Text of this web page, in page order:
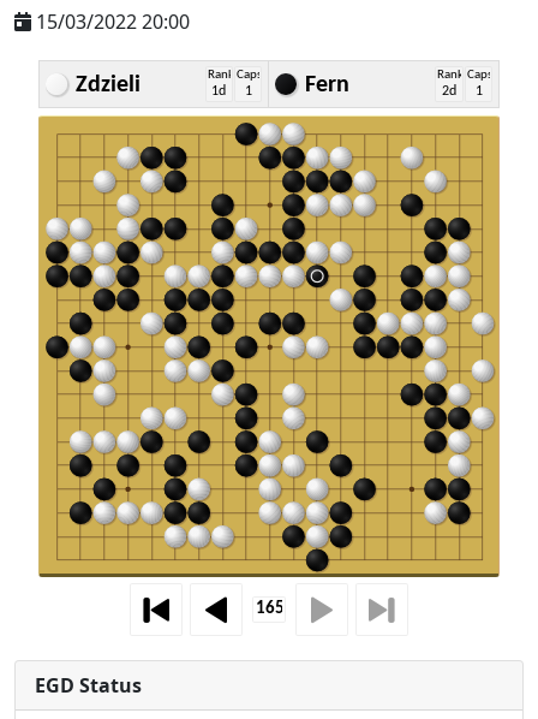
15/03/2022 20:00
Zdzieli Rank
1d
Caps
1 Fern Rank
2d
Caps
1
EGD Status